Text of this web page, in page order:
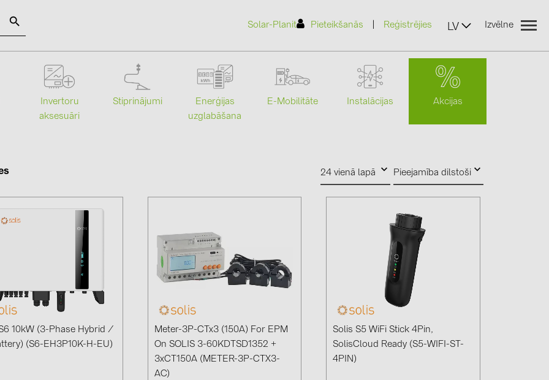
Solar-Planit Pieteikšanās Reģistrējies LV Izvēlne
SOLAR-PLANIT
Kategorijas
Enerģijas uzglabāšana (73)
E-Mobilitāte (19)
Ražotāji
BUDMAT (6)
GROMTOR (32)
GoodWe (40)
JAsolar (6)
JINKO (1)
Invertoru
aksesuāri
Stiprinājumi
Enerģijas
uzglabāšana
E-Mobilitāte Instalācijas Akcijas
24 vienā lapā Pieejamība dilstoši
10kW (3-Phase Hybrid /
(S6-EH3P10K-H-EU)
Meter-3P-CTx3 (150A) For EPM
On SOLIS 3-60KDTSD1352 +
3xCT150A (METER-3P-CTX3-
AC)
Solis S5 WiFi Stick 4Pin,
SolisCloud Ready (S5-WIFI-ST-
4PIN)